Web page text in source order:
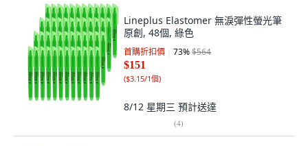
Lineplus Elastomer 無淚彈性螢光筆
原創, 48個, 綠色
首購折扣價 73%$564
$151
($3.15/1個)
8/12 星期三 預計送達
(4)